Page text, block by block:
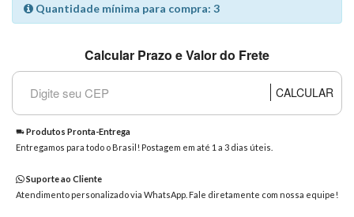
CENTRAL
ATENDIMENTO
(81)9
8363
Chat
WhatsApp
nos uma
mensagem
Quantidade mínima para compra: 3
Calcular Prazo e Valor do Frete
CALCULAR
Produtos Pronta-Entrega
Entregamos para todo o Brasil! Postagem em até 1 a 3 dias úteis.
Suporte ao Cliente
Atendimento personalizado via WhatsApp. Fale diretamente com nossa equipe!